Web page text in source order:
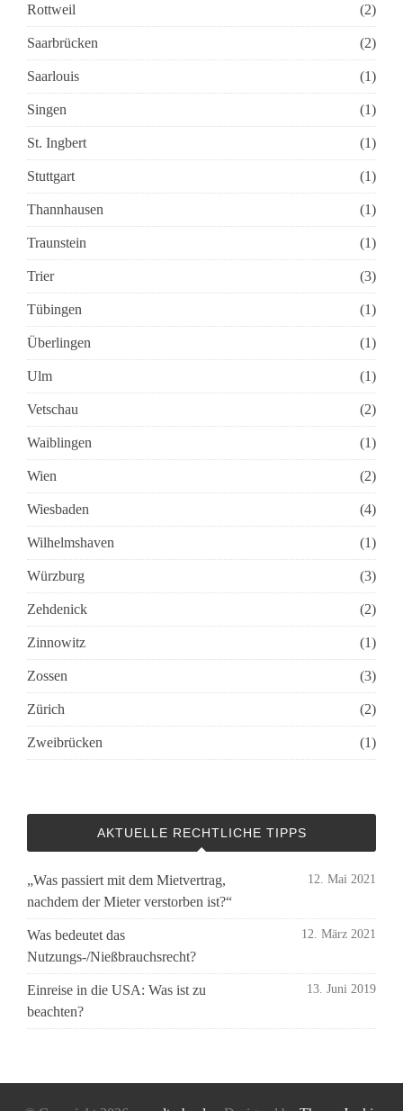
Rottweil (2)
Saarbrücken (2)
Saarlouis (1)
Singen (1)
St. Ingbert (1)
Stuttgart (1)
Thannhausen (1)
Traunstein (1)
Trier (3)
Tübingen (1)
Überlingen (1)
Ulm (1)
Vetschau (2)
Waiblingen (1)
Wien (2)
Wiesbaden (4)
Wilhelmshaven (1)
Würzburg (3)
Zehdenick (2)
Zinnowitz (1)
Zossen (3)
Zürich (2)
Zweibrücken (1)
AKTUELLE RECHTLICHE TIPPS
„Was passiert mit dem Mietvertrag,
nachdem der Mieter verstorben ist?“
12. Mai 2021
Was bedeutet das
Nutzungs-/Nießbrauchsrecht?
12. März 2021
Einreise in die USA: Was ist zu
beachten?
13. Juni 2019